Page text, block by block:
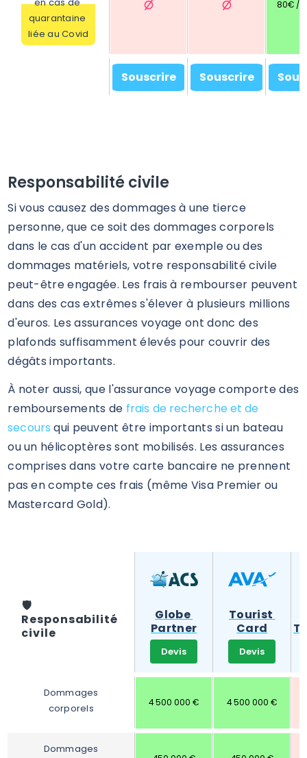
quarantaine
liée au Covid
80€ /
Souscrire Souscrire
Responsabilité civile
Si vous causez des dommages à une tierce
personne, que ce soit des dommages corporels
dans le cas d'un accident par exemple ou des
dommages matériels, votre responsabilité civile
peut-être engagée. Les frais à rembourser peuvent
dans des cas extrêmes s'élever à plusieurs millions
d'euros. Les assurances voyage ont donc des
plafonds suffisamment élevés pour couvrir des
dégâts importants.
À noter aussi, que l'assurance voyage comporte des
remboursements de frais de recherche et de
secours qui peuvent être importants si un bateau
ou un hélicoptères sont mobilisés. Les assurances
comprises dans votre carte bancaire ne prennent
pas en compte ces frais (même Visa Premier ou
Mastercard Gold).
️🛡️
Responsabilité
civile
Globe
Partner
Devis
Tourist
Card
Devis
Dommages
corporels
4 500 000 € 4 500 000 €
Dommages